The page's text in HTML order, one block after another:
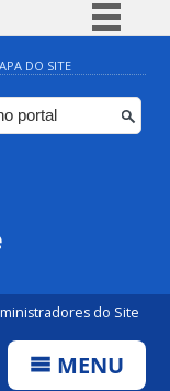
BR
DO SITE
do Site
MENU